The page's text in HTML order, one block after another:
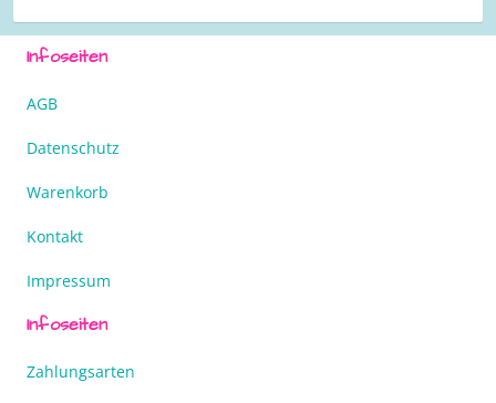
Infoseiten
AGB
Datenschutz
Warenkorb
Kontakt
Impressum
Infoseiten
Zahlungsarten